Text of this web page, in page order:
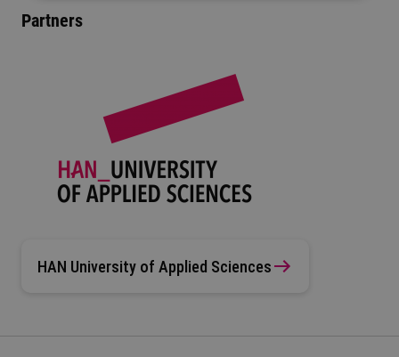
Partners
HAN University of Applied Sciences